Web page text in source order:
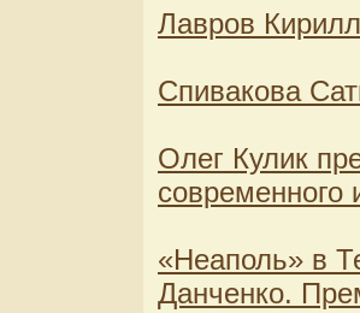
Лавров
Спивакова
Олег Кулик
современного
«Неаполь» в
Данченко.